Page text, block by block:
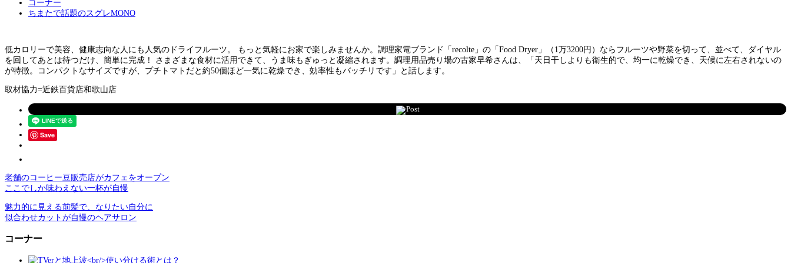
コーナー
ちまたで話題のスグレMONO
低カロリーで美容、健康志向な人にも人気のドライフルーツ。 もっと気軽にお家で楽しみませんか。調理家電ブランド「recolte」の「Food Dryer」（1万3200円）ならフルーツや野菜を切って、並べて、ダイヤル
を回してあとは待つだけ、簡単に完成！ さまざまな食材に活用できて、うま味もぎゅっと凝縮されます。調理用品売り場の古家早希さんは、「天日干しよりも衛生的で、均一に乾燥でき、天候に左右されないの
が特徴。コンパクトなサイズですが、プチトマトだと約50個ほど一気に乾燥でき、効率性もバッチリです」と話します。
取材協力=近鉄百貨店和歌山店
Post
Save
老舗のコーヒー豆販売店がカフェをオープン
ここでしか味わえない一杯が自慢
魅力的に見える前髪で、なりたい自分に
似合わせカットが自慢のヘアサロン
コーナー